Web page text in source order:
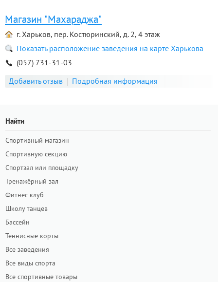
Магазин "Махараджа"
г. Харьков, пер. Костюринский, д. 2, 4 этаж
Показать расположение заведения на карте Харькова
(057) 731-31-03
Добавить отзыв
Подробная информация
Найти
Спортивный магазин
Спортивную секцию
Спортзал или площадку
Тренажёрный зал
Фитнес клуб
Школу танцев
Бассейн
Теннисные корты
Все заведения
Все виды спорта
Все спортивные товары